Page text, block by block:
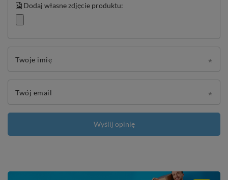
Dodaj własne zdjęcie produktu:
Twoje imię
Twój email
Wyślij opinię